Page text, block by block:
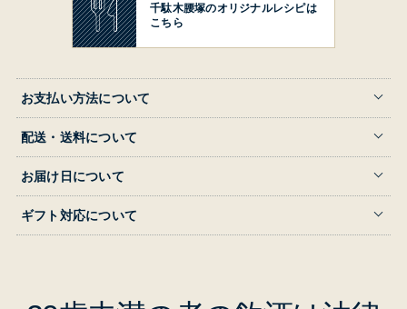
千駄木腰塚のオリジナルレシピは
こちら
お支払い方法について
配送・送料について
お届け日について
ギフト対応について